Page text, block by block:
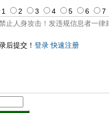
后提交！ 登录 快速注册
1 2 3 4 5 6 7